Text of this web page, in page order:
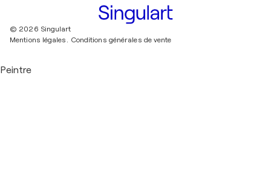
© 2026 Singulart
Mentions légales. Conditions générales de vente
Peintre